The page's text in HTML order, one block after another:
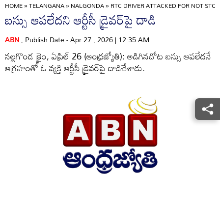
HOME»TELANGANA»NALGONDA»RTC DRIVER ATTACKED FOR NOT
బస్సు ఆపలేదని ఆర్టీసీ డ్రైవర్‌పై దాడి
ABN, Publish Date - Apr 27 , 2026 | 12:35 AM
నల్లగొండ క్రైం, ఏప్రిల్‌ 26 (ఆంధ్రజ్యోతి): అడిగినచోట బస్సు ఆపలేదనే
ఆగ్రహంతో ఓ వ్యక్తి ఆర్టీసీ డ్రైవర్‌పై దాడిచేశాడు.